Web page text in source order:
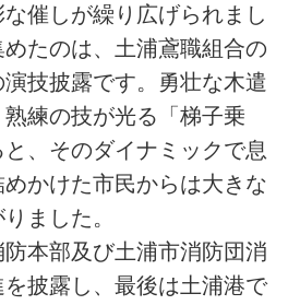
催しが繰り広げられまし
たのは、土浦鳶職組合の
技披露です。勇壮な木遣
練の技が光る「梯子乗
、そのダイナミックで息
かけた市民からは大きな
ました。
本部及び土浦市消防団消
披露し、最後は土浦港で